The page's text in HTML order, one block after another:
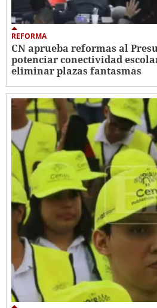
REFORMA
CN aprueba reformas al
potenciar conectividad
eliminar plazas fantasmas